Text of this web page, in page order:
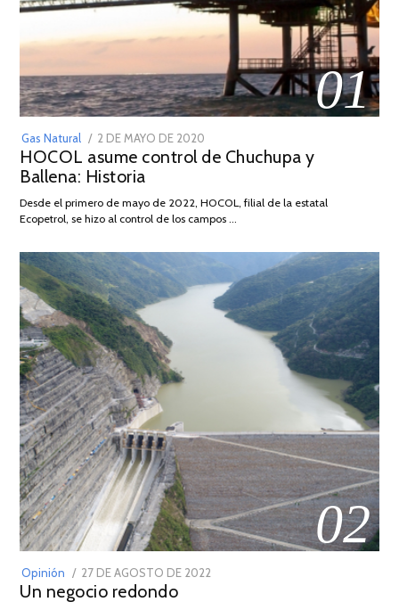
01
Gas Natural
POSTED
ON
2 DE MAYO DE 2020
DE
2026
HOCOL asume control de Chuchupa y
Ballena: Historia
Desde el primero de mayo de 2022, HOCOL, filial de la estatal
Ecopetrol, se hizo al control de los campos …
02
Opinión
POSTED
ON
27 DE AGOSTO DE 2022
Un negocio redondo